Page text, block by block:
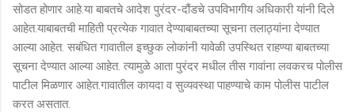
सोडत होणार आहे.या बाबतचे आदेश पुरंदर-दौंडचे उपविभागीय अधिकारी यांनी दिले
आहेत.याबाबतची माहिती प्रत्येक गावात देण्याबाबतच्या सूचना तलाठ्यांना देण्यात
आल्या आहेत. सबंधित गावातील इच्छुक लोकांनी यावेळी उपस्थित राहण्या बाबतच्या
सूचना देण्यात आल्या आहेत. त्यामुळे आता पुरंदर मधील तीस गावांना लवकरच पोलीस
पाटील मिळणार आहेत.गावातील कायदा व सुव्यवस्था पाहण्याचे काम पोलीस पाटील
करत असतात.